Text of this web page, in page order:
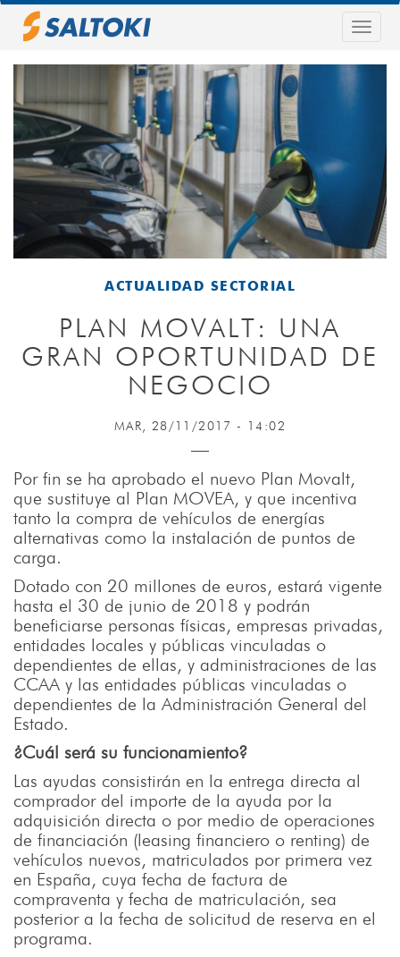
Pasar
principal
ACTUALIDAD SECTORIAL
PLAN MOVALT: UNA
GRAN OPORTUNIDAD DE
NEGOCIO
MAR, 28/11/2017 - 14:02
Por fin se ha aprobado el nuevo Plan Movalt,
que sustituye al Plan MOVEA, y que incentiva
tanto la compra de vehículos de energías
alternativas como la instalación de puntos de
carga.
Dotado con 20 millones de euros, estará vigente
hasta el 30 de junio de 2018 y podrán
beneficiarse personas físicas, empresas privadas,
entidades locales y públicas vinculadas o
dependientes de ellas, y administraciones de las
CCAA y las entidades públicas vinculadas o
dependientes de la Administración General del
Estado.
¿Cuál será su funcionamiento?
Las ayudas consistirán en la entrega directa al
comprador del importe de la ayuda por la
adquisición directa o por medio de operaciones
de financiación (leasing financiero o renting) de
vehículos nuevos, matriculados por primera vez
en España, cuya fecha de factura de
compraventa y fecha de matriculación, sea
posterior a la fecha de solicitud de reserva en el
programa.